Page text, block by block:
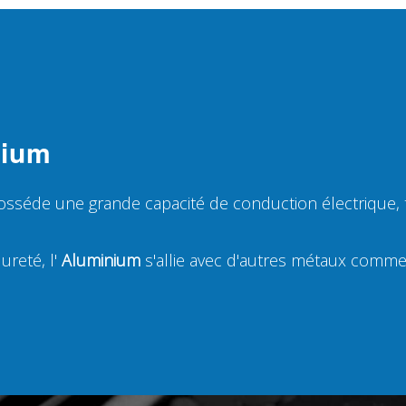
une grande capacité de conduction
l' Aluminium s'allie avec d'autres métaux